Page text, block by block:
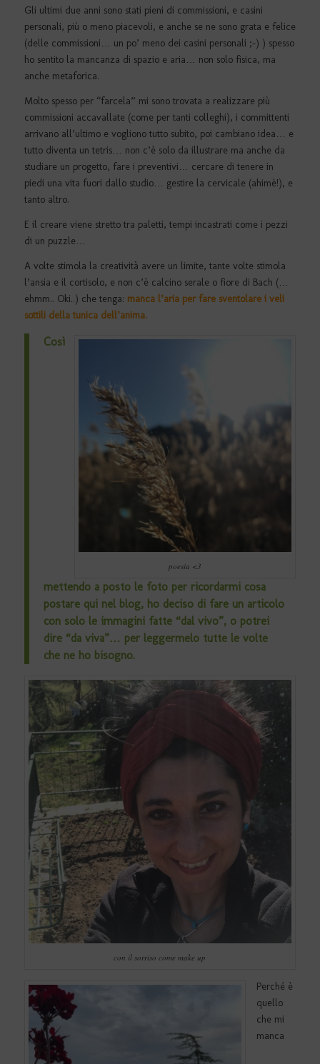
Gli ultimi due anni sono stati pieni di commissioni, e casini
personali, più o meno piacevoli, e anche se ne sono grata e felice
(delle commissioni… un po’ meno dei casini personali ;-) ) spesso
ho sentito la mancanza di spazio e aria… non solo fisica, ma
anche metaforica.
Molto spesso per “farcela” mi sono trovata a realizzare più
commissioni accavallate (come per tanti colleghi), i committenti
arrivano all’ultimo e vogliono tutto subito, poi cambiano idea… e
tutto diventa un tetris… non c’è solo da illustrare ma anche da
studiare un progetto, fare i preventivi… cercare di tenere in
piedi una vita fuori dallo studio… gestire la cervicale (ahimè!), e
tanto altro.
E il creare viene stretto tra paletti, tempi incastrati come i pezzi
di un puzzle…
A volte stimola la creatività avere un limite, tante volte stimola
l’ansia e il cortisolo, e non c’è calcino serale o fiore di Bach (…
ehmm.. Oki..) che tenga: manca l’aria per fare sventolare i veli
sottili della tunica dell’anima.
poesia <3
Così
mettendo a posto le foto per ricordarmi cosa
postare qui nel blog, ho deciso di fare un articolo
con solo le immagini fatte “dal vivo”, o potrei
dire “da viva”… per leggermelo tutte le volte
che ne ho bisogno.
con il sorriso come make up
Perché è
quello
che mi
manca